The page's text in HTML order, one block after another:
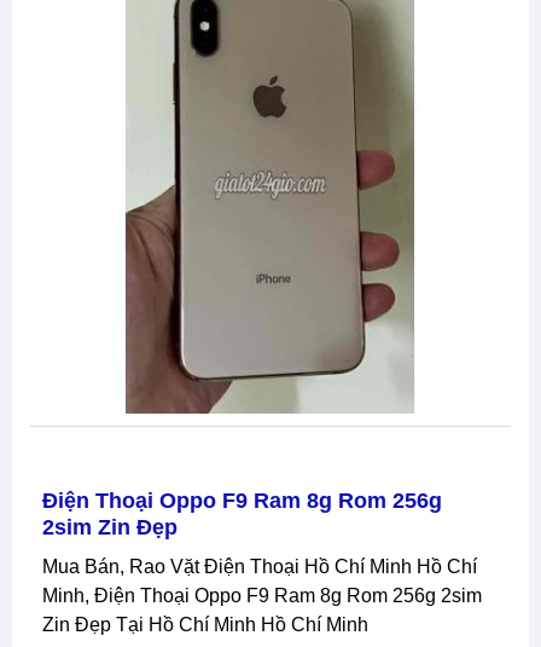
Điện Thoại Oppo F9 Ram 8g Rom 256g
2sim Zin Đẹp
Mua Bán, Rao Vặt Điện Thoại Hồ Chí Minh Hồ Chí
Minh, Điện Thoại Oppo F9 Ram 8g Rom 256g 2sim
Zin Đẹp Tại Hồ Chí Minh Hồ Chí Minh